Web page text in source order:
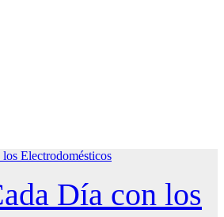
Día con los